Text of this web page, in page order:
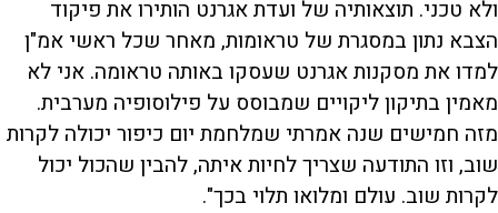
ולא טכני. תוצאותיה של ועדת אגרנט הותירו את פיקוד
הצבא נתון במסגרת של טראומות, מאחר שכל ראשי אמ"ן
למדו את מסקנות אגרנט שעסקו באותה טראומה. אני לא
מאמין בתיקון ליקויים שמבוסס על פילוסופיה מערבית.
מזה חמישים שנה אמרתי שמלחמת יום כיפור יכולה לקרות
שוב, וזו התודעה שצריך לחיות איתה, להבין שהכול יכול
לקרות שוב. עולם ומלואו תלוי בכך".